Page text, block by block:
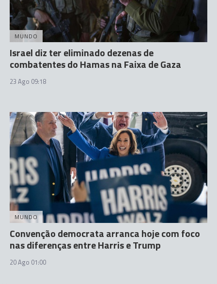
MUNDO
Israel diz ter eliminado dezenas de
combatentes do Hamas na Faixa de Gaza
23 Ago 09:18
MUNDO
Convenção democrata arranca hoje com foco
nas diferenças entre Harris e Trump
20 Ago 01:00